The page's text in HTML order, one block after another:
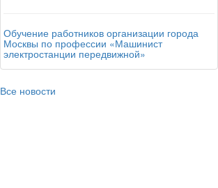
Обучение работников организации города
Москвы по профессии «Машинист
электростанции передвижной»
Все новости